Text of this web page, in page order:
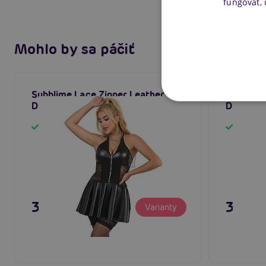
Mohlo by sa páčiť
Subblime Lace Zipper Leather
Dress (Black), kožené minišaty
Skladom
35,80 € Varianty
Dress
35,80